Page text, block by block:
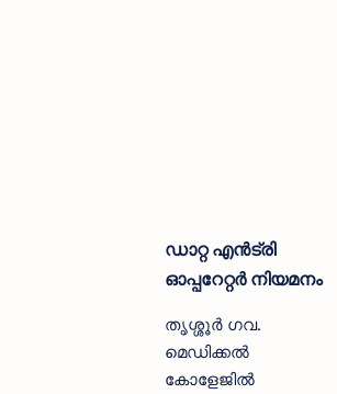
ഡാറ്റ എൻട്രി
ഓപ്പറേറ്റർ നിയമനം
തൃശ്ശൂർ ഗവ.
മെഡിക്കൽ
കോളേജിൽ